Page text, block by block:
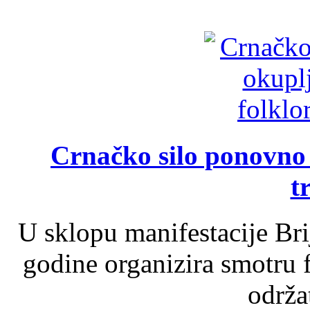
Crnačko silo
U sklopu manifestacije
godine organizira